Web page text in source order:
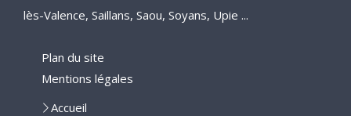
lès-Valence, Saillans, Saou, Soyans, Upie ...
Plan du site
Mentions légales
Accueil